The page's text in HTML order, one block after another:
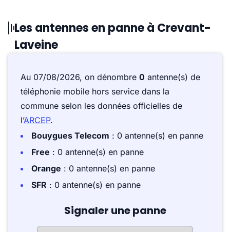
Les antennes en panne à Crevant-
Laveine
Au 07/08/2026, on dénombre 0 antenne(s) de
téléphonie mobile hors service dans la
commune selon les données officielles de
l’ARCEP.
Bouygues Telecom : 0 antenne(s) en panne
Free : 0 antenne(s) en panne
Orange : 0 antenne(s) en panne
SFR : 0 antenne(s) en panne
Signaler une panne